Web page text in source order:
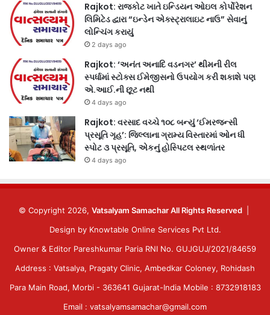
Rajkot: રાજકોટ ખાતે ઇન્ડિયન ઓઇલ કોર્પોરેશન
લિમિટેડ દ્વારા “ઇન્ડેન એક્સ્ટ્રાલાઇટ નાઉ” સેવાનું
લોન્ચિંગ કરાયું
2 days ago
Rajkot: ‘અનંત અનાદિ વડનગર’ થીમની રીલ
સ્પર્ધામાં સ્ટોક્સ ઈમેજીસનો ઉપયોગ કરી શકાશે પણ
એ.આઈ.ની છૂટ નથી
4 days ago
Rajkot: વરસાદ વચ્ચે ૧૦૮ બન્યું ‘ઈમરજન્સી
પ્રસૂતિ ગૃહ’: જિલ્લાના ગ્રામ્ય વિસ્તારમાં ઓન ધી
સ્પોટ ૩ પ્રસૂતિ, એકનું હોસ્પિટલ સ્થળાંતર
4 days ago
© Copyright 2026, Vatsalyam Samachar All Rights Reserved
Design by Knowtable Online Services Pvt Ltd.
Owner & Editor Pareshkumar Paria RNI No. GUJGUJ/2021/84659
Address : Vatsalya, Pragaty Clinic, Ambedkar Coloney, Rohidash
Para Main Road, Morbi - 363641 Gujarat-India Mobile : 8732918183
Email : vatsalyamsamachar@gmail.com